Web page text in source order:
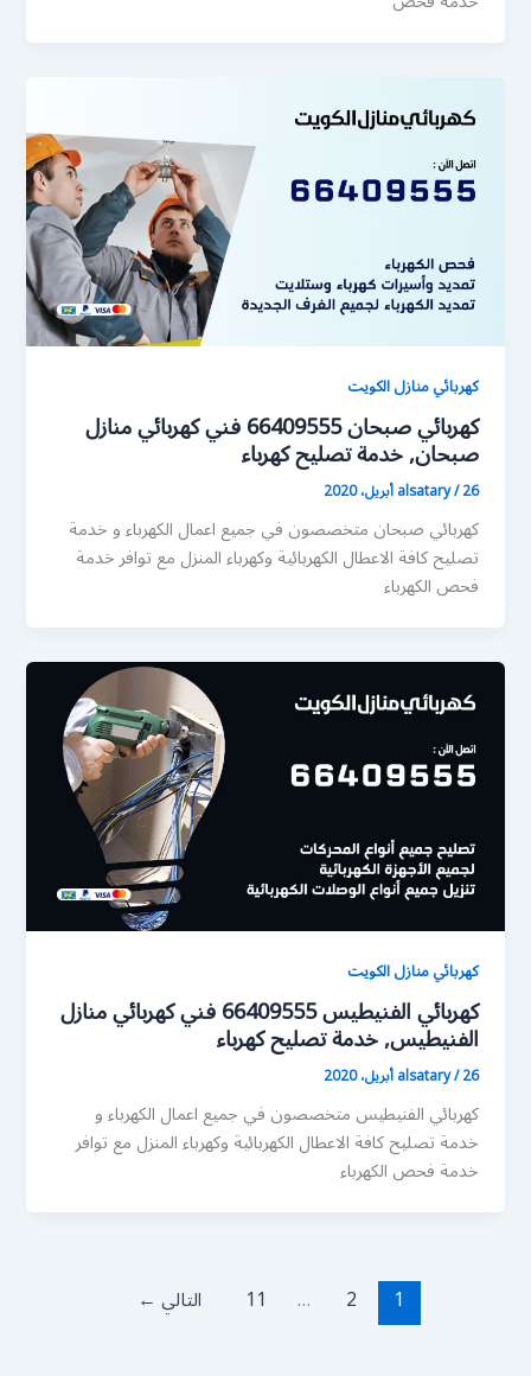
كهربائي منازل الكويت
كهربائي صبحان 66409555 فني كهربائي منازل
صبحان, خدمة تصليح كهرباء
alsatary/26 أبريل، 2020
كهربائي صبحان متخصصون في جميع اعمال الكهرباء و خدمة
تصليح كافة الاعطال الكهربائية وكهرباء المنزل مع توافر خدمة
فحص الكهرباء
كهربائي منازل الكويت
كهربائي الفنيطيس 66409555 فني كهربائي منازل
الفنيطيس, خدمة تصليح كهرباء
alsatary/26 أبريل، 2020
كهربائي الفنيطيس متخصصون في جميع اعمال الكهرباء و
خدمة تصليح كافة الاعطال الكهربائية وكهرباء المنزل مع توافر
خدمة فحص الكهرباء
1
2
…
11 التالي ←